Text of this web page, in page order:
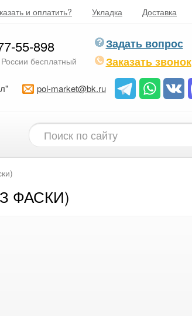
и оплатить? Укладка Доставка
55-898
бесплатный
Задать вопрос
Заказать звонок
pol-market@bk.ru
ФАСКИ)